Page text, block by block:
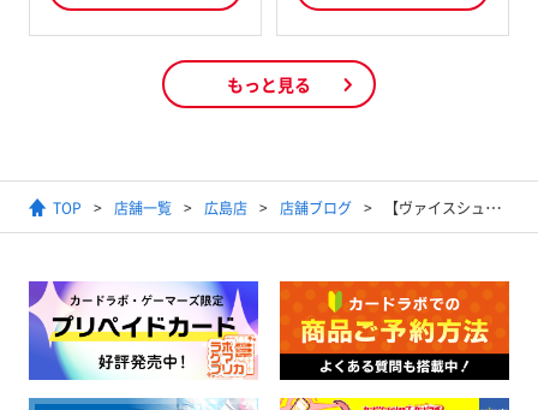
もっと見る
TOP 店舗一覧 広島店 店舗ブログ 【ヴァイスシュヴァルツ】『サインカード』買取 大募集中ッ！！！